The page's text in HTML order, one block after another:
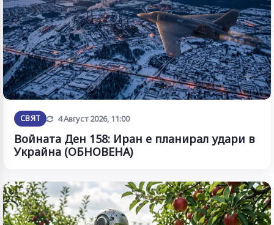
СВЯТ Обновена
4 Август 2026, 11:00
Войната Ден 158: Иран е планирал удари в
Украйна (ОБНОВЕНА)